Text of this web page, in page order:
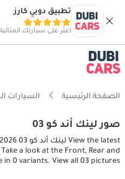
تطبيق دوبي كارز
اعثر على سيارتك
الصفحة الرئيسية السيارات
صور لينك أند كو 03
a look at the Front, Rear and
in 0 variants. View all 03 pictures.